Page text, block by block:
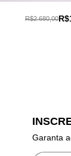
R$2.680,00
Garanta